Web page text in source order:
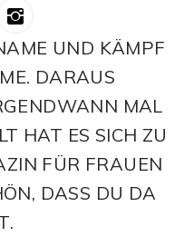
UND KÄMPF
DARAUS
MAL
HAT ES SICH ZU
FÜR FRAUEN
DASS DU DA